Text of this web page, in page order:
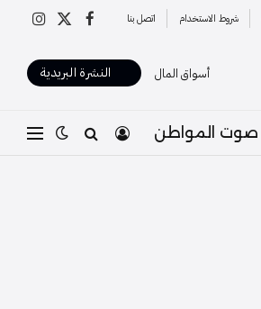
شروط الاستخدام اتصل بنا فيسبوك
X
أسواق المال النشرة البريدية
صوت المواطن